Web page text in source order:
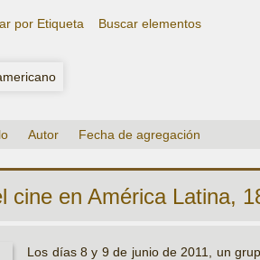
por Etiqueta Buscar elementos
Autor Fecha de agregación
cine en América Latina,
Los días 8 y 9 de junio de 2011, un